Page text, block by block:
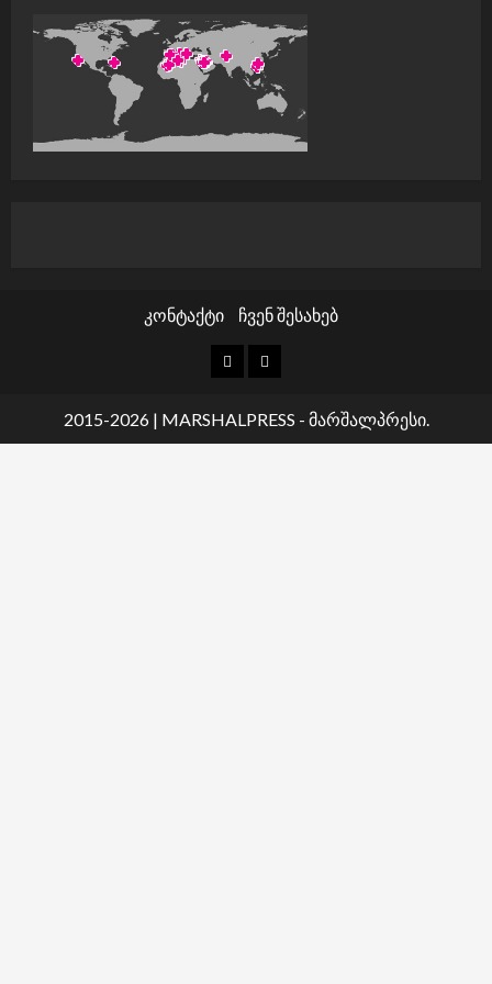
კონტაქტი ჩვენ შესახებ
კონტაქტი
ჩვენ
2015-2026 | MARSHALPRESS - მარშალპრესი.